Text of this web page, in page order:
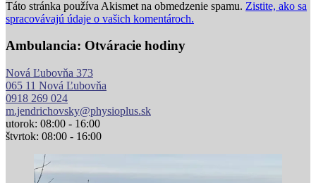
Táto stránka používa Akismet na obmedzenie spamu. Zistite, ako sa
spracovávajú údaje o vašich komentároch.
Ambulancia: Otváracie hodiny
Nová Ľubovňa 373
065 11 Nová Ľubovňa
0918 269 024
m.jendrichovsky@physioplus.sk
utorok: 08:00 - 16:00
štvrtok: 08:00 - 16:00